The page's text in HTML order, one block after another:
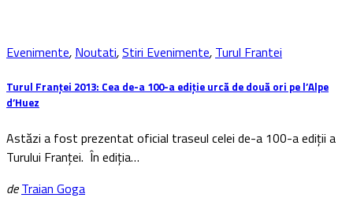
Evenimente, Noutati,Stiri Evenimente, Turul Frantei
Turul Franței 2013: Cea de-a 100-a ediție urcă de două ori pe l’Alpe
d’Huez
Astăzi a fost prezentat oficial traseul celei de-a 100-a ediții a
Turului Franței. În ediția…
de Traian Goga